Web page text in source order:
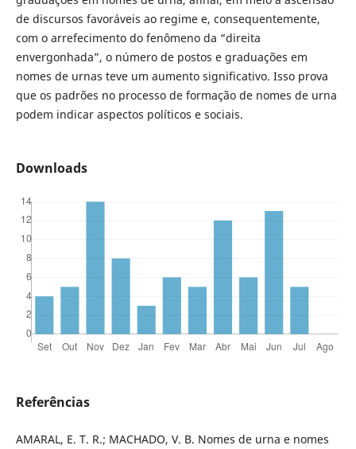
de discursos favoráveis ao regime e, consequentemente,
com o arrefecimento do fenômeno da “direita
envergonhada”, o número de postos e graduações em
nomes de urnas teve um aumento significativo. Isso prova
que os padrões no processo de formação de nomes de urna
podem indicar aspectos políticos e sociais.
Downloads
Referências
AMARAL, E. T. R.; MACHADO, V. B. Nomes de urna e nomes